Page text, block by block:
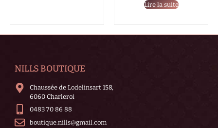
Lire la suite
NILLS BOUTIQUE
Chaussée de Lodelinsart 158,
6060 Charleroi
0483 70 86 88
boutique.nills@gmail.com